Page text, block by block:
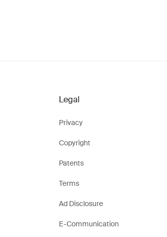
Legal
Privacy
Copyright
Patents
Terms
Ad Disclosure
E-Communication